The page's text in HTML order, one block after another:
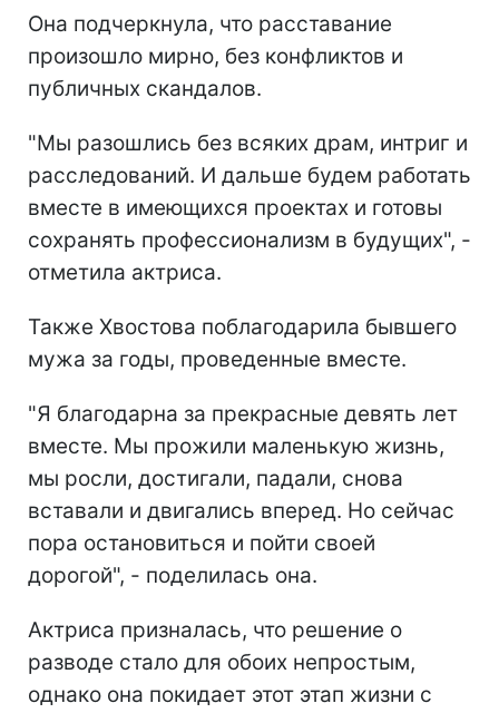
Она подчеркнула, что расставание
произошло мирно, без конфликтов и
публичных скандалов.
"Мы разошлись без всяких драм, интриг и
расследований. И дальше будем работать
вместе в имеющихся проектах и готовы
сохранять профессионализм в будущих", -
отметила актриса.
Также Хвостова поблагодарила бывшего
мужа за годы, проведенные вместе.
"Я благодарна за прекрасные девять лет
вместе. Мы прожили маленькую жизнь,
мы росли, достигали, падали, снова
вставали и двигались вперед. Но сейчас
пора остановиться и пойти своей
дорогой", - поделилась она.
Актриса призналась, что решение о
разводе стало для обоих непростым,
однако она покидает этот этап жизни с